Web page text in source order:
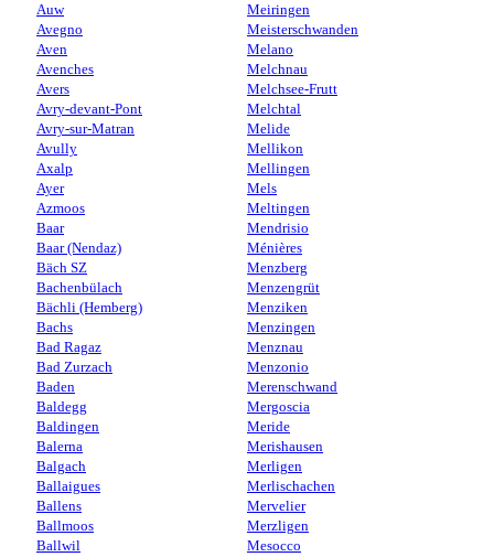
Auw
Avegno
Aven
Avenches
Avers
Avry-devant-Pont
Avry-sur-Matran
Avully
Axalp
Ayer
Azmoos
Baar
Baar (Nendaz)
Bäch SZ
Bachenbülach
Bächli (Hemberg)
Bachs
Bad Ragaz
Bad Zurzach
Baden
Baldegg
Baldingen
Balerna
Balgach
Ballaigues
Ballens
Ballmoos
Ballwil
Meiringen
Meisterschwanden
Melano
Melchnau
Melchsee-Frutt
Melchtal
Melide
Mellikon
Mellingen
Mels
Meltingen
Mendrisio
Ménières
Menzberg
Menzengrüt
Menziken
Menzingen
Menznau
Menzonio
Merenschwand
Mergoscia
Meride
Merishausen
Merligen
Merlischachen
Mervelier
Merzligen
Mesocco